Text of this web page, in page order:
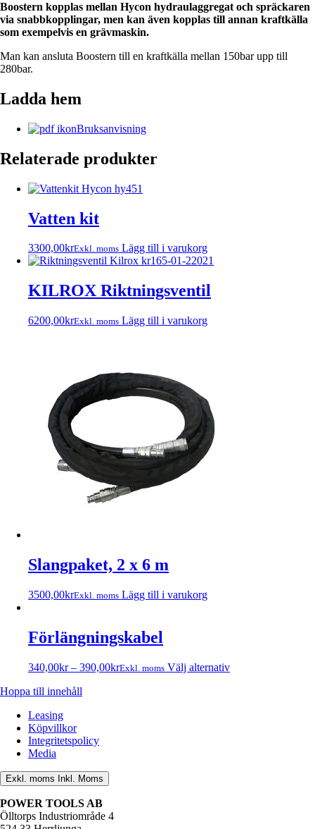
Boostern kopplas mellan Hycon hydraulaggregat och spräckaren
via snabbkopplingar, men kan även kopplas till annan kraftkälla
som exempelvis en grävmaskin.
Man kan ansluta Boostern till en kraftkälla mellan 150bar upp till
280bar.
Ladda hem
Bruksanvisning
Relaterade produkter
Vatten kit
3300,00krExkl. moms Lägg till i varukorg
KILROX Riktningsventil
6200,00krExkl. moms Lägg till i varukorg
Slangpaket, 2 x 6 m
3500,00krExkl. moms Lägg till i varukorg
Förlängningskabel
340,00kr– 390,00krExkl. moms Välj alternativ
Hoppa till innehåll
Leasing
Köpvillkor
Integritetspolicy
Media
Exkl. moms Inkl. Moms
POWER TOOLS AB
Ölltorps Industriområde 4